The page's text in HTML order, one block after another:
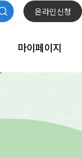
온라인신청
마이페이지
내정보관리
모바일회원카드
회원정보수정
비밀번호변경